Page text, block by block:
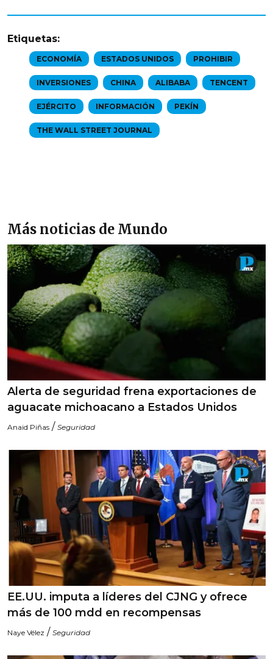
Etiquetas:
ECONOMÍA ESTADOS UNIDOS PROHIBIR
INVERSIONES CHINA ALIBABA TENCENT
EJÉRCITO INFORMACIÓN PEKÍN
THE WALL STREET JOURNAL
Más noticias de Mundo
Alerta de seguridad frena exportaciones de
aguacate michoacano a Estados Unidos
Anaid Piñas / Seguridad
EE.UU. imputa a líderes del CJNG y ofrece
más de 100 mdd en recompensas
Naye Vélez / Seguridad